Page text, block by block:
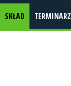
SKŁAD TERMINARZ